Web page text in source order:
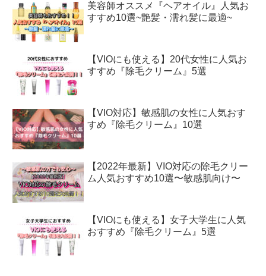
美容師オススメ『ヘアオイル』人気お
すすめ10選~艶髪・濡れ髪に最適~
【VIOにも使える】20代女性に人気お
すすめ『除毛クリーム』5選
【VIO対応】敏感肌の女性に人気おす
すめ『除毛クリーム』10選
【2022年最新】VIO対応の除毛クリー
ム人気おすすめ10選〜敏感肌向け〜
【VIOにも使える】女子大学生に人気
おすすめ『除毛クリーム』5選